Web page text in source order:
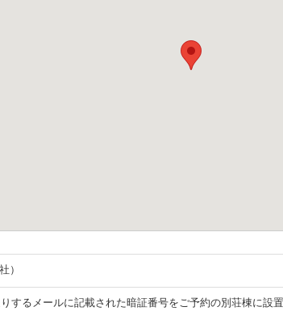
）
するメールに記載された暗証番号をご予約の別荘棟に設